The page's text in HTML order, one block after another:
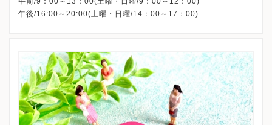
午後/16:00～20:00(土曜・日曜/14：00～17：00)